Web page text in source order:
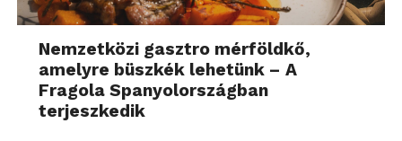
Nemzetközi gasztro mérföldkő,
amelyre büszkék lehetünk – A
Fragola Spanyolországban
terjeszkedik